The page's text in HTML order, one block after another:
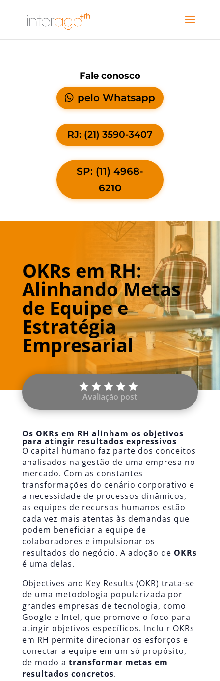
Fale conosco
pelo Whatsapp
RJ: (21) 3590-3407
SP: (11) 4968-
6210
OKRs em RH:
Alinhando Metas
de Equipe e
Estratégia
Empresarial
Avaliação post
Os OKRs em RH alinham os objetivos
para atingir resultados expressivos
O capital humano faz parte dos conceitos
analisados na gestão de uma empresa no
mercado. Com as constantes
transformações do cenário corporativo e
a necessidade de processos dinâmicos,
as equipes de recursos humanos estão
cada vez mais atentas às demandas que
podem beneficiar a equipe de
colaboradores e impulsionar os
resultados do negócio. A adoção de OKRs
é uma delas.
Objectives and Key Results (OKR) trata-se
de uma metodologia popularizada por
grandes empresas de tecnologia, como
Google e Intel, que promove o foco para
atingir objetivos específicos. Incluir OKRs
em RH permite direcionar os esforços e
conectar a equipe em um só propósito,
de modo a transformar metas em
resultados concretos.